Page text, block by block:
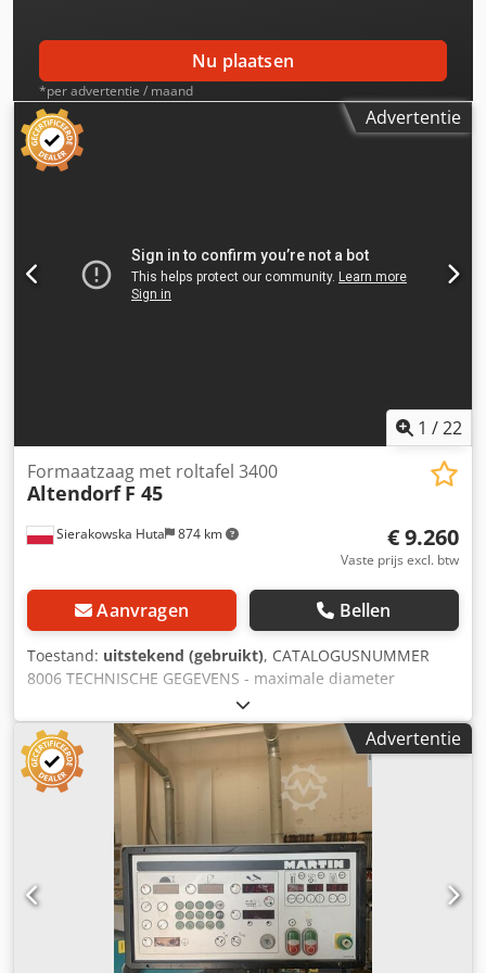
hoekweergave Afkortgeleider 3200 mm, draaibaar 90° - 45°
Quick-Lock snelsysteem voor het hoofdzaagblad.
Nu plaatsen
*per advertentie / maand
Advertentie
1 /22
Sierakowska Huta 874 km
Formaatzaag met roltafel 3400
Altendorf F 45
€ 9.260
Vaste prijs excl. btw
Aanvragen Bellen
Toestand: uitstekend (gebruikt), CATALOGUSNUMMER
8006 TECHNISCHE GEGEVENS - maximale diameter
hoofdzaagblad met voorsnijder: 350mm - maximale
diameter hoofdzaagblad zonder voorsnijder: 450mm -
zaaghoogte met zaagblad 350mm gemonteerd: 100mm -
elektrische hoogteverstelling van het hoofdzaagblad
(omhoog/omlaag) en hoekinstelling - elektrische
hoekdisplay - elektrische verstelling van de voorsnijder,
omhoog/omlaag en links/rechts - asdiameter: 30mm -
asvergrendeling - uitgevoerd met formaatwagen -
snijlengte op de formaatwagen: 3400mm - snijbreedte bij
parallelgeleider: 1300mm - met zijwagen - met voorsnijder
- maximale diameter voorsnijder: 120mm - asdiameter
(voorsnijder): 22mm - motor voorsnijder: 0,75 kW -
Advertentie